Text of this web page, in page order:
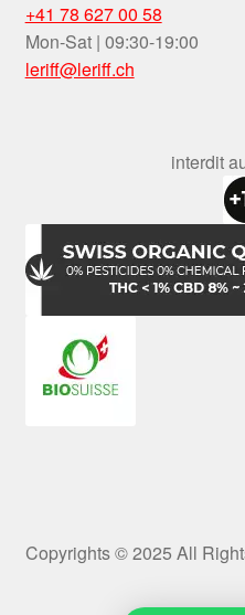
+41 78 627 00 58
Mon-Sat | 09:30-19:00
leriff@leriff.ch
interdit
Copyrights © 2025 All